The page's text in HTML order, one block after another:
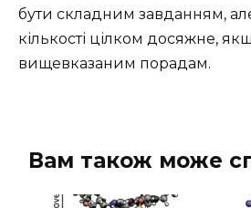
бути складним завданням,
кількості цілком досяжне,
вищевказаним порадам.
Вам також може